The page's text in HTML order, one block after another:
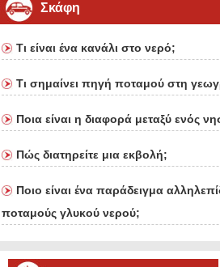
Σκάφη
Τι είναι ένα κανάλι στο νερό;
Τι σημαίνει πηγή ποταμού στη
Ποια είναι η διαφορά μεταξύ ενός
Πώς διατηρείτε μια εκβολή;
Ποιο είναι ένα παράδειγμα
ποταμούς γλυκού νερού;